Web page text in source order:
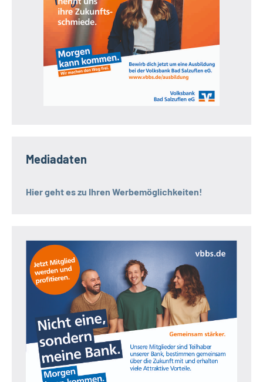
Mediadaten
Hier geht es zu Ihren Werbemöglichkeiten!